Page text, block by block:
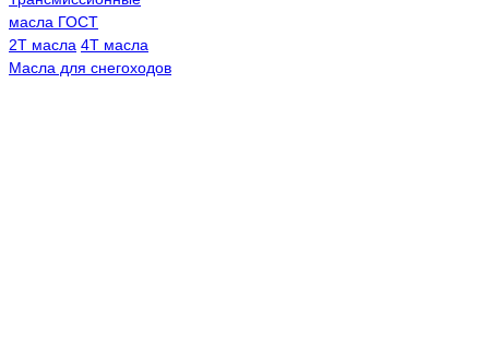
масла ГОСТ
2Т масла 4Т масла
Масла для снегоходов